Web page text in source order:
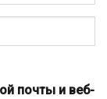
почты и веб-